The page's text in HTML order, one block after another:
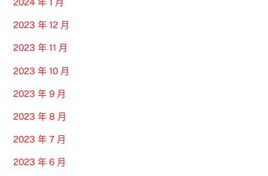
2024 年 1 月
2023 年 12 月
2023 年 11 月
2023 年 10 月
2023 年 9 月
2023 年 8 月
2023 年 7 月
2023 年 6 月